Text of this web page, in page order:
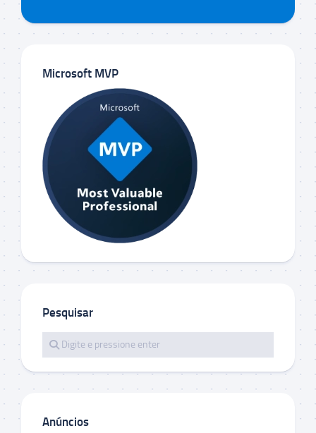
Microsoft MVP
Pesquisar
Anúncios